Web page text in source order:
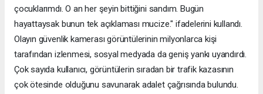
çocuklarımdı. O an her şeyin bittiğini sandım. Bugün
hayattaysak bunun tek açıklaması mucize." ifadelerini kullandı.
Olayın güvenlik kamerası görüntülerinin milyonlarca kişi
tarafından izlenmesi, sosyal medyada da geniş yankı uyandırdı.
Çok sayıda kullanıcı, görüntülerin sıradan bir trafik kazasının
çok ötesinde olduğunu savunarak adalet çağrısında bulundu.